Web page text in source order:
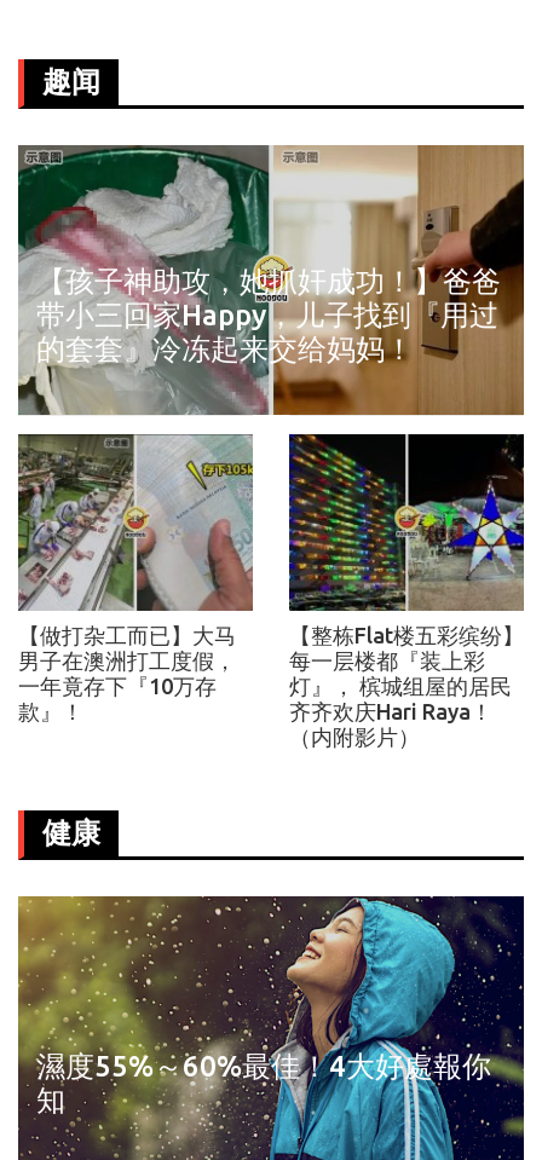
趣闻
【孩子神助攻，她抓奸成功！】爸爸
带小三回家Happy，儿子找到『用过
的套套』冷冻起来交给妈妈！
【做打杂工而已】大马
男子在澳洲打工度假，
一年竟存下『10万存
款』！
【整栋Flat楼五彩缤纷】
每一层楼都『装上彩
灯』， 槟城组屋的居民
齐齐欢庆Hari Raya！
（内附影片）
健康
濕度55%～60%最佳！4大好處報你
知